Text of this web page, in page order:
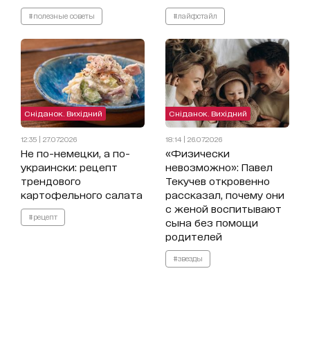
#полезные советы #лайфстайл
Сніданок. Вихідний
12:35 | 27.07.2026
Не по-немецки, а по-
украински: рецепт
трендового
картофельного салата
#рецепт
Сніданок. Вихідний
18:14 | 26.07.2026
«Физически
невозможно»: Павел
Текучев откровенно
рассказал, почему они
с женой воспитывают
сына без помощи
родителей
#звезды